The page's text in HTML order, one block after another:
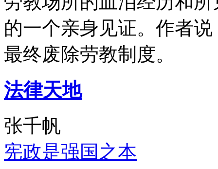
的一个亲身见证。作者
最终废除劳教制度。
法律天地
张千帆
宪政是强国之本